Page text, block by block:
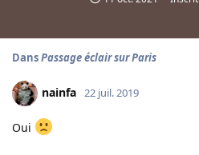
DansPassage éclair sur Paris
nainfa 22 juil. 2019
Oui